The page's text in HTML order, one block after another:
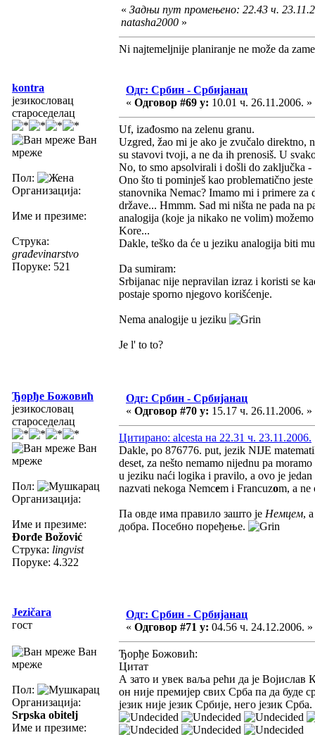
« Задњи пут промењено: 22.43 ч.
natasha2000 »
Ni najtemeljnije planiranje ne može da
kontra
језикословац
староседелац
Ван
мреже
Пол:
Организација:
Име и презиме:
Струка:
građevinarstvo
Поруке: 521
Одг: Србин - Србијанац
« Одговор #69 у: 10.01 ч. 26.11.2006. »
Uf, izađosmo na zelenu granu.
Uzgred, žao mi je ako je zvučalo direktno,
su stavovi tvoji, a ne da ih prenosiš. U
No, to smo apsolvirali i došli do zaključka -
Ono što ti pominješ kao problematično
stanovnika Nemac? Imamo mi i primere
države... Hmmm. Sad mi ništa ne pada na
analogija (koje ja nikako ne volim)
Kore...
Dakle, teško da će u jeziku analogija biti
Da sumiram:
Srbijanac nije nepravilan izraz i koristi se
postaje sporno njegovo korišćenje.
Nema analogije u jeziku
Je l' to to?
Ђорђе Божовић
језикословац
староседелац
Ван
мреже
Пол:
Организација:
Име и презиме:
Đorđe Božović
Струка: lingvist
Поруке: 4.322
Одг: Србин - Србијанац
« Одговор #70 у: 15.17 ч. 26.11.2006. »
Цитирано: alcesta на 22.31 ч. 23.11.2006.
Dakle, po 876776. put, jezik NIJE
deset, za nešto nemamo nijednu pa
u jeziku naći logika i pravilo, a ovo je
nazvati nekoga Nemcem i Francuzom, a ne
Па овде има правило зашто је Немцем,
добра. Посебно поређење.
Jezičara
гост
Ван
мреже
Пол:
Организација:
Srpska obitelj
Име и презиме:
Одг: Србин - Србијанац
« Одговор #71 у: 04.56 ч. 24.12.2006. »
Ђорђе Божовић:
Цитат
А зато и увек ваља рећи да је Војислав
он није премијер свих Срба па да буде
језик није језик Србије, него језик